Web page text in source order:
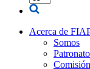
Acerca de
Somos
Patronato